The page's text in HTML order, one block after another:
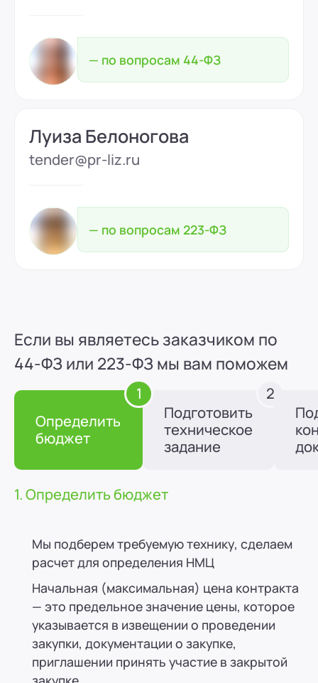
— по вопросам 44-ФЗ
Луиза Белоногова
tender@pr-liz.ru
— по вопросам 223-ФЗ
Если вы являетесь заказчиком по
44-ФЗ или 223-ФЗ мы вам поможем
Определить
бюджет
1
Подготовить
техническое
задание
2
1. Определить бюджет
Мы подберем требуемую технику, сделаем
расчет для определения НМЦ
Начальная (максимальная) цена контракта
— это предельное значение цены, которое
указывается в извещении о проведении
закупки, документации о закупке,
приглашении принять участие в закрытой